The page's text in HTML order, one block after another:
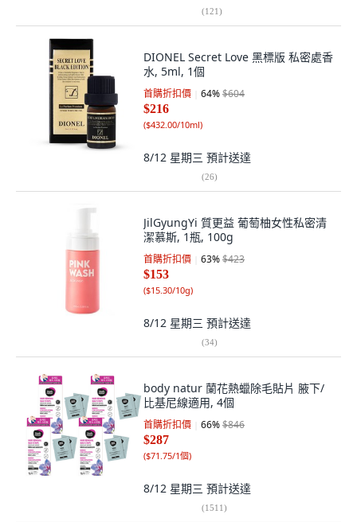
(121)
DIONEL Secret Love 黑標版 私密處香
水, 5ml, 1個
首購折扣價 64%$604
$216
($432.00/10ml)
8/12 星期三 預計送達
(26)
JilGyungYi 質更益 葡萄柚女性私密清
潔慕斯, 1瓶, 100g
首購折扣價 63%$423
$153
($15.30/10g)
8/12 星期三 預計送達
(34)
body natur 蘭花熱蠟除毛貼片 腋下/
比基尼線適用, 4個
首購折扣價 66%$846
$287
($71.75/1個)
8/12 星期三 預計送達
(1511)